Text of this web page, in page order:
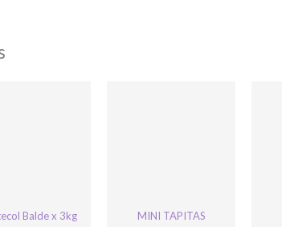
Balde x 3kg
MINI TAPITAS